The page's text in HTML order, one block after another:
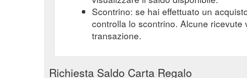
Scontrino: se hai effettuato un
controlla lo scontrino. Alcune
transazione.
Richiesta Saldo Carta Regalo